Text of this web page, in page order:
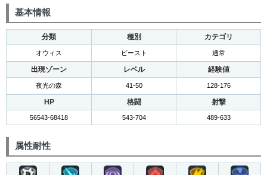
基本情報
分類 種別 カテゴリ
オウィス ビースト 通常
出現ゾーン レベル 経験値
夜光の森 41-50 128-176
HP 格闘 射撃
56543-68418 543-704 489-633
属性耐性